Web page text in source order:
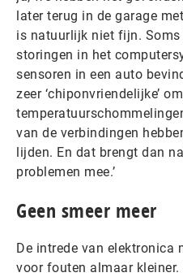
later terug in de garage
is natuurlijk niet fijn.
storingen in het
sensoren in een auto
zeer ‘chiponvriendelijke’
van de verbindingen
lijden. En dat brengt dan
problemen mee.’
Geen smeer meer
De intrede van elektronica
voor fouten almaar kleiner.